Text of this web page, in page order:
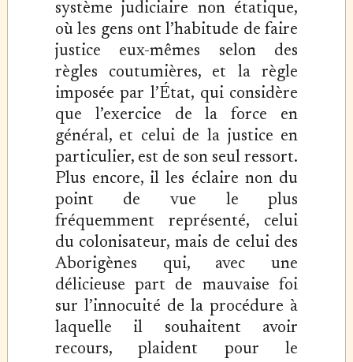
système judiciaire non étatique,
où les gens ont l’habitude de faire
justice eux-mêmes selon des
règles coutumières, et la règle
imposée par l’État, qui considère
que l’exercice de la force en
général, et celui de la justice en
particulier, est de son seul ressort.
Plus encore, il les éclaire non du
point de vue le plus
fréquemment représenté, celui
du colonisateur, mais de celui des
Aborigènes qui, avec une
délicieuse part de mauvaise foi
sur l’innocuité de la procédure à
laquelle il souhaitent avoir
recours, plaident pour le